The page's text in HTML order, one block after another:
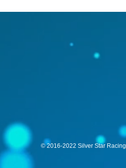
© 2016-2022 Silver Star Racing